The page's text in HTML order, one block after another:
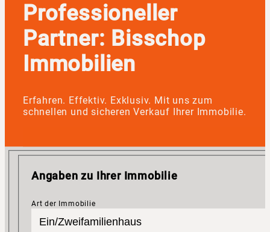
Professioneller
Partner: Bisschop
Immobilien
Erfahren. Effektiv. Exklusiv. Mit uns zum
schnellen und sicheren Verkauf Ihrer Immobilie.
Angaben zu Ihrer Immobilie
Art der Immobilie